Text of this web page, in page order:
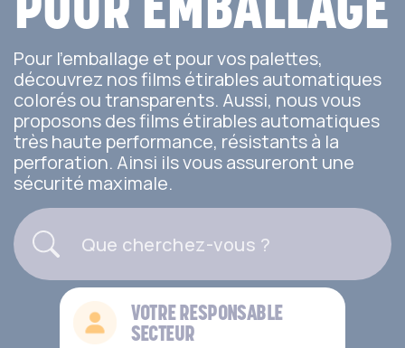
Pour l’emballage et pour vos palettes,
découvrez nos films étirables automatiques
colorés ou transparents. Aussi, nous vous
proposons des films étirables automatiques
très haute performance, résistants à la
perforation. Ainsi ils vous assureront une
sécurité maximale.
VOTRE RESPONSABLE
SECTEUR